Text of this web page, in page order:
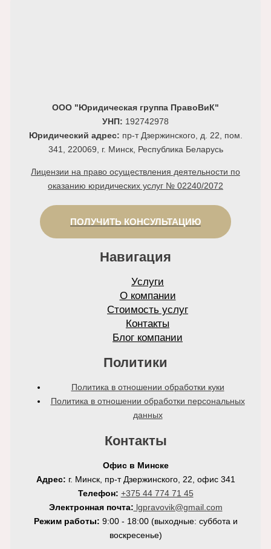
ООО "Юридическая группа ПравоВиК"
УНП: 192742978
Юридический адрес: пр-т Дзержинского, д. 22, пом.
341, 220069, г. Минск, Республика Беларусь
Лицензии на право осуществления деятельности по
оказанию юридических услуг № 02240/2072
ПОЛУЧИТЬ КОНСУЛЬТАЦИЮ
Навигация
Услуги
О компании
Стоимость услуг
Контакты
Блог компании
Политики
Политика в отношении обработки куки
Политика в отношении обработки персональных
данных
Контакты
Офис в Минске
Адрес: г. Минск, пр-т Дзержинского, 22, офис 341
Телефон: +375 44 774 71 45
Электронная почта: lgpravovik@gmail.com
Режим работы: 9:00 - 18:00 (выходные: суббота и
воскресенье)